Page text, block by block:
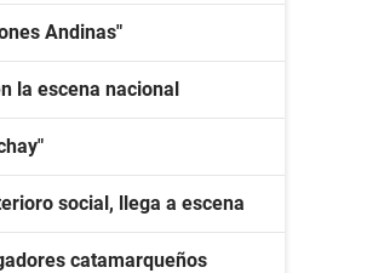
Andinas"
la escena nacional
social, llega a escena
catamarqueños